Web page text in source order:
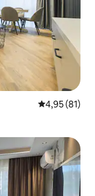
4,95 (81)